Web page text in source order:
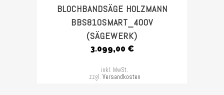
BLOCHBANDSÄGE HOLZMANN
BBS810SMART_400V
(SÄGEWERK)
3.099,00 €
inkl. MwSt.
zzgl. Versandkosten